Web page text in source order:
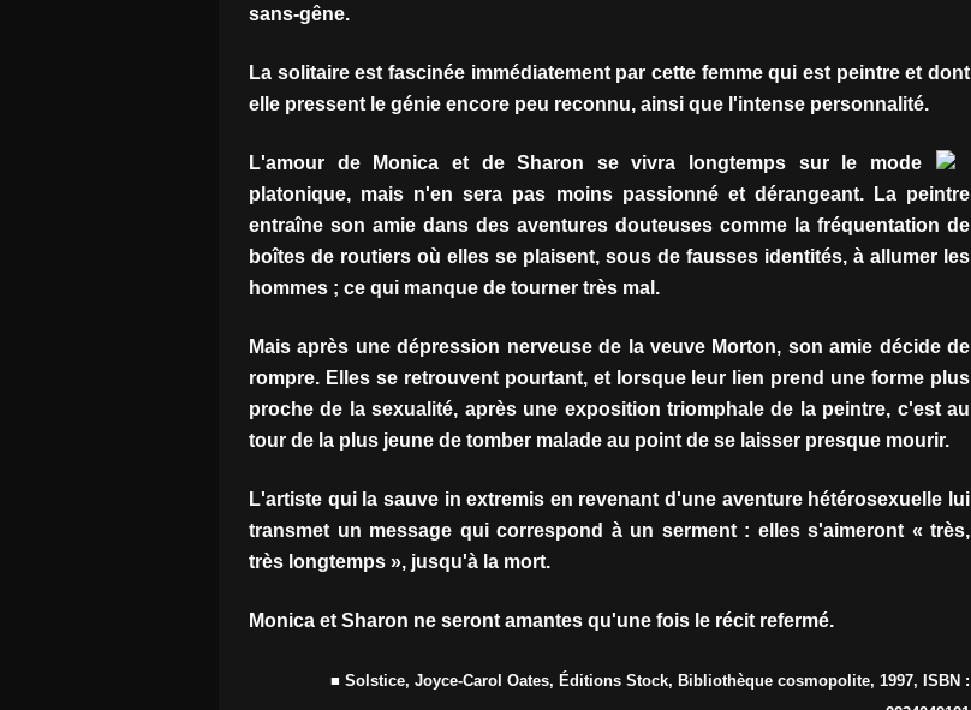
sans-gêne.
La solitaire est fascinée immédiatement par cette femme qui est peintre et dont
elle pressent le génie encore peu reconnu, ainsi que l'intense personnalité.
L'amour de Monica et de Sharon se vivra longtemps sur le mode
platonique, mais n'en sera pas moins passionné et dérangeant. La peintre
entraîne son amie dans des aventures douteuses comme la fréquentation de
boîtes de routiers où elles se plaisent, sous de fausses identités, à allumer les
hommes ; ce qui manque de tourner très mal.
Mais après une dépression nerveuse de la veuve Morton, son amie décide de
rompre. Elles se retrouvent pourtant, et lorsque leur lien prend une forme plus
proche de la sexualité, après une exposition triomphale de la peintre, c'est au
tour de la plus jeune de tomber malade au point de se laisser presque mourir.
L'artiste qui la sauve in extremis en revenant d'une aventure hétérosexuelle lui
transmet un message qui correspond à un serment : elles s'aimeront « très,
très longtemps », jusqu'à la mort.
Monica et Sharon ne seront amantes qu'une fois le récit refermé.
■ Solstice, Joyce-Carol Oates, Éditions Stock, Bibliothèque cosmopolite, 1997, ISBN :